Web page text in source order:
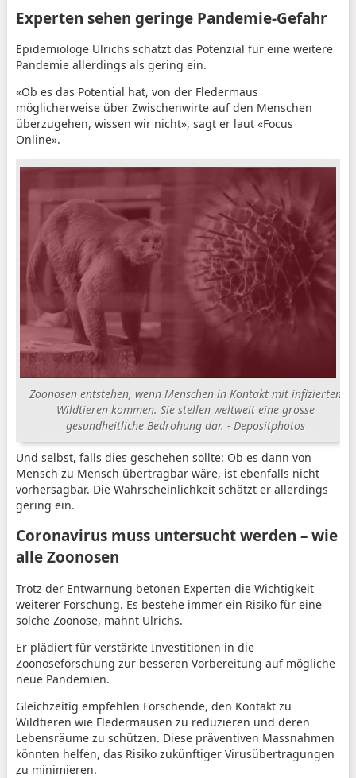
Experten sehen geringe Pandemie-Gefahr
Epidemiologe Ulrichs schätzt das Potenzial für eine weitere
Pandemie allerdings als gering ein.
«Ob es das Potential hat, von der Fledermaus
möglicherweise über Zwischenwirte auf den Menschen
überzugehen, wissen wir nicht», sagt er laut «Focus
Online».
Zoonosen entstehen, wenn Menschen in Kontakt mit infizierten
Wildtieren kommen. Sie stellen weltweit eine grosse
gesundheitliche Bedrohung dar. - Depositphotos
Und selbst, falls dies geschehen sollte: Ob es dann von
Mensch zu Mensch übertragbar wäre, ist ebenfalls nicht
vorhersagbar. Die Wahrscheinlichkeit schätzt er allerdings
gering ein.
Coronavirus muss untersucht werden – wie
alle Zoonosen
Trotz der Entwarnung betonen Experten die Wichtigkeit
weiterer Forschung. Es bestehe immer ein Risiko für eine
solche Zoonose, mahnt Ulrichs.
Er plädiert für verstärkte Investitionen in die
Zoonoseforschung zur besseren Vorbereitung auf mögliche
neue Pandemien.
Gleichzeitig empfehlen Forschende, den Kontakt zu
Wildtieren wie Fledermäusen zu reduzieren und deren
Lebensräume zu schützen. Diese präventiven Massnahmen
könnten helfen, das Risiko zukünftiger Virusübertragungen
zu minimieren.